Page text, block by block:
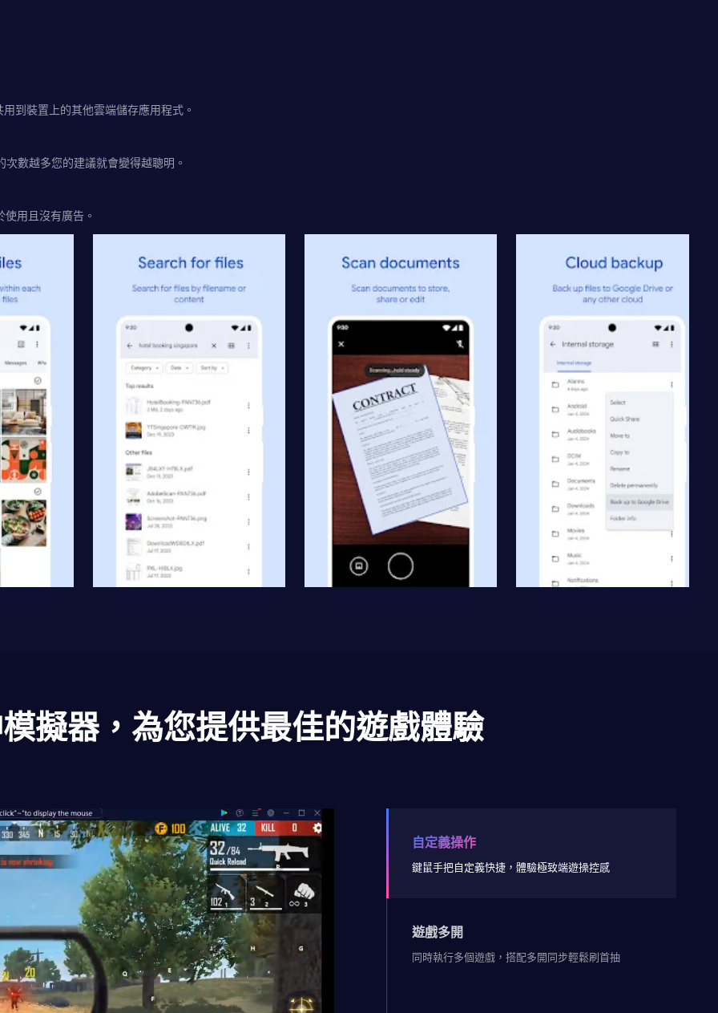
到裝置上的其他雲端儲存應用程式。
數越多您的建議就會變得越聰明。
用且沒有廣告。
擬器，為您提供最佳的遊戲體驗
自定義操作
鍵鼠手把自定義快捷，體驗極致端遊操控感
遊戲多開
同時執行多個遊戲，搭配多開同步輕鬆刷首抽